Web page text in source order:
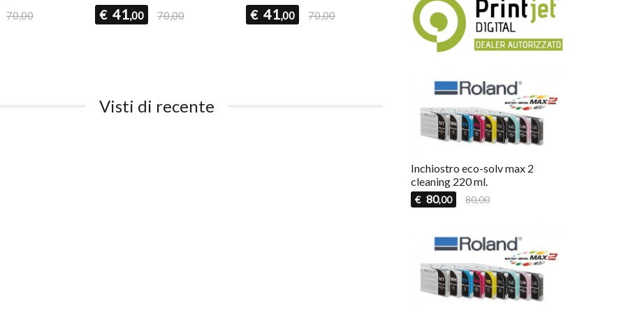
70,00
€ 41,00 70,00
€ 41,00 70,00
1kg.
24,16 37,46
sacchetti da
Visti di recente
Inchiostro eco-solv max 2
cleaning 220 ml.
€ 80,00 80,00